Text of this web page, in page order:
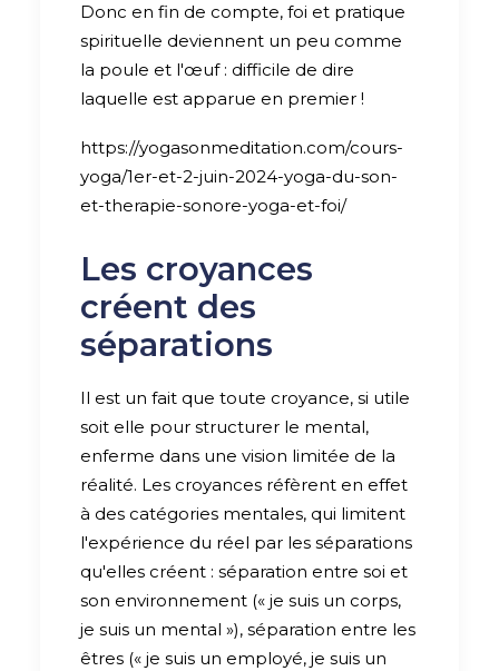
Donc en fin de compte, foi et pratique
spirituelle deviennent un peu comme
la poule et l'œuf : difficile de dire
laquelle est apparue en premier !
https://yogasonmeditation.com/cours-
yoga/1er-et-2-juin-2024-yoga-du-son-
et-therapie-sonore-yoga-et-foi/
Les croyances
créent des
séparations
Il est un fait que toute croyance, si utile
soit elle pour structurer le mental,
enferme dans une vision limitée de la
réalité. Les croyances réfèrent en effet
à des catégories mentales, qui limitent
l'expérience du réel par les séparations
qu'elles créent : séparation entre soi et
son environnement (« je suis un corps,
je suis un mental »), séparation entre les
êtres (« je suis un employé, je suis un